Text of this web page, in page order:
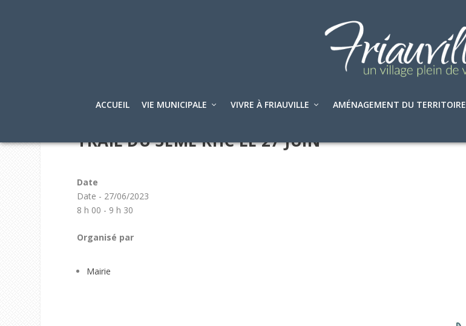
ACCUEIL VIE MUNICIPALE VIVRE À FRIAUVILLE AMÉNAGEMENT DU TERRITOIRE
TRAIL DU 3ÈME RHC LE 27 JUIN
Date
Date - 27/06/2023
8 h 00 - 9 h 30
Organisé par
Mairie